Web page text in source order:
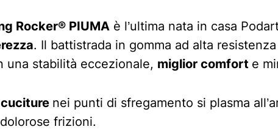
Rocker® PIUMAè l’ultima nata in casa
. Il battistrada in gomma ad alta
una stabilità eccezionale, miglior comfort e
nei punti di sfregamento si plasma
frizioni.